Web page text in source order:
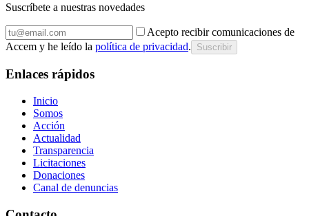
Suscríbete a nuestras novedades
Acepto recibir comunicaciones de
Accem y he leído la política de privacidad. Suscribir
Enlaces rápidos
Inicio
Somos
Acción
Actualidad
Transparencia
Licitaciones
Donaciones
Canal de denuncias